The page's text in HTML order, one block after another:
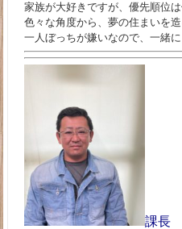
家族が大好きですが、優先順位は
色々な角度から、夢の住まいを
一人ぼっちが嫌いなので、一緒
課長